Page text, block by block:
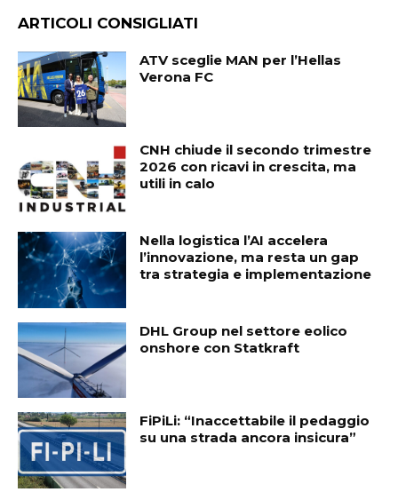
ARTICOLI CONSIGLIATI
ATV sceglie MAN per l’Hellas
Verona FC
CNH chiude il secondo trimestre
2026 con ricavi in crescita, ma
utili in calo
Nella logistica l’AI accelera
l’innovazione, ma resta un gap
tra strategia e implementazione
DHL Group nel settore eolico
onshore con Statkraft
FiPiLi: “Inaccettabile il pedaggio
su una strada ancora insicura”